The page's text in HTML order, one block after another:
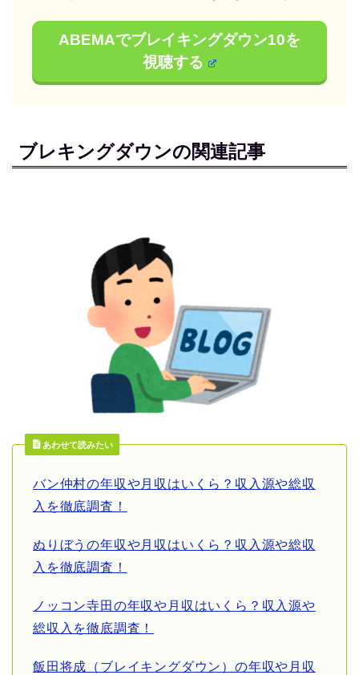
ABEMAでブレイキングダウン10を
視聴する
ブレキングダウンの関連記事
あわせて読みたい
バン仲村の年収や月収はいくら？収入源や総収
入を徹底調査！
ぬりぼうの年収や月収はいくら？収入源や総収
入を徹底調査！
ノッコン寺田の年収や月収はいくら？収入源や
総収入を徹底調査！
飯田将成（ブレイキングダウン）の年収や月収